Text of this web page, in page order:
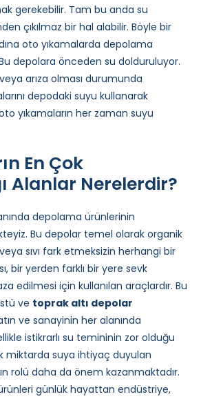
gerekebilir. Tam bu anda su
çıkılmaz bir hal alabilir. Böyle bir
oto yıkamalarda depolama
Bu depolara önceden su dolduruluyor.
arıza olması durumunda
depodaki suyu kullanarak
yıkamaların her zaman suyu
En Çok
Alanlar Nerelerdir?
depolama ürünlerinin
Bu depolar temel olarak organik
sıvı fark etmeksizin herhangi bir
bir yerden farklı bir yere sevk
edilmesi için kullanılan araçlardır. Bu
ve toprak altı depolar
ve sanayinin her alanında
istikrarlı su temininin zor olduğu
miktarda suya ihtiyaç duyulan
rolü daha da önem kazanmaktadır.
günlük hayattan endüstriye,